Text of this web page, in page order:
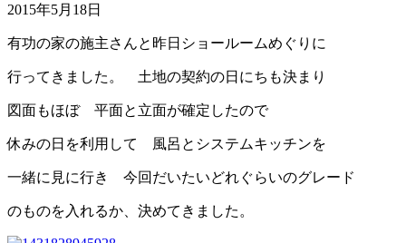
2015年5月18日
有功の家の施主さんと昨日ショールームめぐりに
行ってきました。 土地の契約の日にちも決まり
図面もほぼ 平面と立面が確定したので
休みの日を利用して 風呂とシステムキッチンを
一緒に見に行き 今回だいたいどれぐらいのグレード
のものを入れるか、決めてきました。